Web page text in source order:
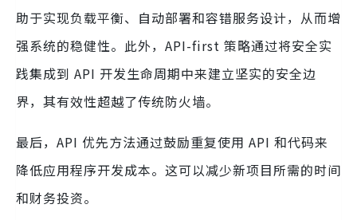
助于实现负载平衡、自动部署和容错服务设计，从而增
强系统的稳健性。此外，API-first 策略通过将安全实
践集成到 API 开发生命周期中来建立坚实的安全边
界，其有效性超越了传统防火墙。
最后，API 优先方法通过鼓励重复使用 API 和代码来
降低应用程序开发成本。这可以减少新项目所需的时间
和财务投资。